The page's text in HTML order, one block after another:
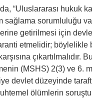
“Uluslararası hukuk
sorumluluğu
getirilmesi için
etmelidir; böylelikle
çıkartılmalıdır.
(MSHS) 2(3) ve 6.
devlet düzeyinde
ölümlerin